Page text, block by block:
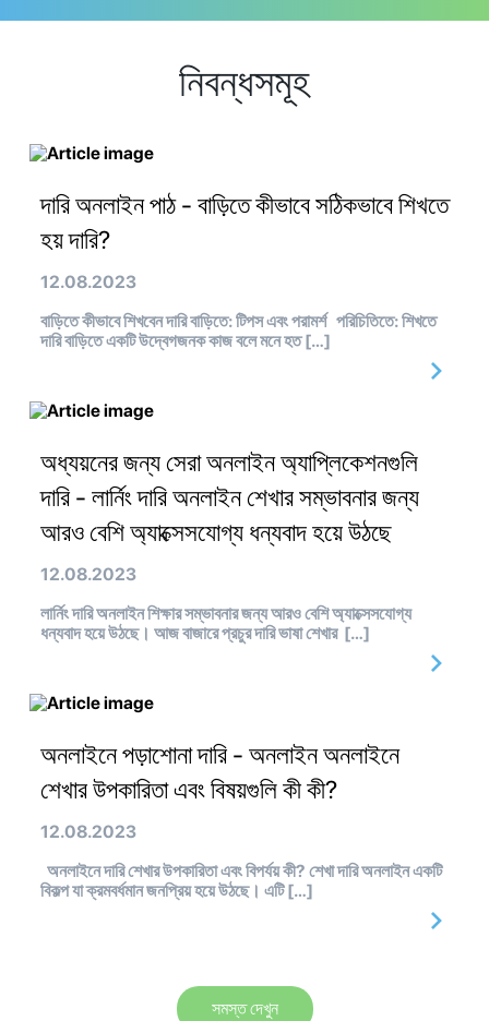
নিবন্ধসমূহ
দারি অনলাইন পাঠ - বাড়িতে কীভাবে সঠিকভাবে শিখতে
হয় দারি?
12.08.2023
বাড়িতে কীভাবে শিখবেন দারি বাড়িতে: টিপস এবং পরামর্শ পরিচিতিতে: শিখতে
দারি বাড়িতে একটি উদ্বেগজনক কাজ বলে মনে হত […]
অধ্যয়নের জন্য সেরা অনলাইন অ্যাপ্লিকেশনগুলি
দারি - লার্নিং দারি অনলাইন শেখার সম্ভাবনার জন্য
আরও বেশি অ্যাক্সেসযোগ্য ধন্যবাদ হয়ে উঠছে
12.08.2023
লার্নিং দারি অনলাইন শিক্ষার সম্ভাবনার জন্য আরও বেশি অ্যাক্সেসযোগ্য
ধন্যবাদ হয়ে উঠছে। আজ বাজারে প্রচুর দারি ভাষা শেখার […]
অনলাইনে পড়াশোনা দারি - অনলাইন অনলাইনে
শেখার উপকারিতা এবং বিষয়গুলি কী কী?
12.08.2023
অনলাইনে দারি শেখার উপকারিতা এবং বিপর্যয় কী? শেখা দারি অনলাইন একটি
বিকল্প যা ক্রমবর্ধমান জনপ্রিয় হয়ে উঠছে। এটি […]
সমস্ত দেখুন